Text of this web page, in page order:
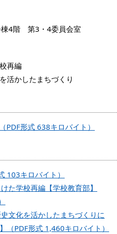
4階 第3・4委員会室
再編
活かしたまちづくり
PDF形式 638キロバイト）
103キロバイト）
た学校再編【学校教育部】
文化を活かしたまちづくりに
（PDF形式 1,460キロバイト）